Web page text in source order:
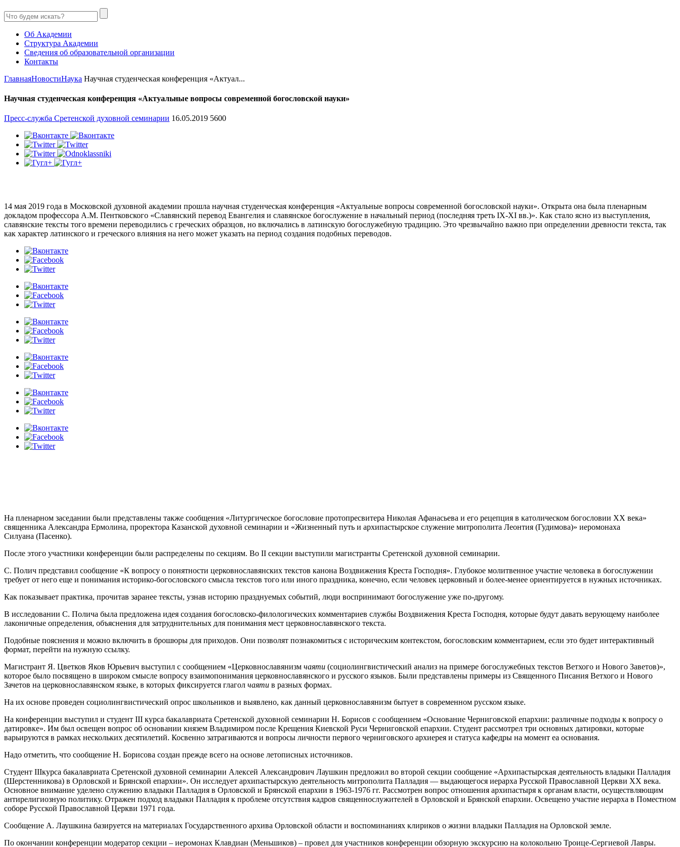
Об Академии
Структура Академии
Сведения об образовательной организации
Контакты
ГлавнаяНовостиНаука Научная студенческая конференция «Актуал...
Научная студенческая конференция «Актуальные вопросы современной богословской науки»
Пресс-служба Сретенской духовной семинарии 16.05.2019 5600
14 мая 2019 года в Московской духовной академии прошла научная студенческая конференция «Актуальные вопросы современной богословской науки». Открыта она была пленарным
докладом профессора А.М. Пентковского «Славянский перевод Евангелия и славянское богослужение в начальный период (последняя треть IX-XI вв.)». Как стало ясно из выступления,
славянские тексты того времени переводились с греческих образцов, но включались в латинскую богослужебную традицию. Это чрезвычайно важно при определении древности текста, так
как характер латинского и греческого влияния на него может указать на период создания подобных переводов.
На пленарном заседании были представлены также сообщения «Литургическое богословие протопресвитера Николая Афанасьева и его рецепция в католическом богословии XX века»
священника Александра Ермолина, проректора Казанской духовной семинарии и «Жизненный путь и архипастырское служение митрополита Леонтия (Гудимова)» иеромонаха
Силуана (Пасенко).
После этого участники конференции были распределены по секциям. Во II секции выступили магистранты Сретенской духовной семинарии.
С. Полич представил сообщение «К вопросу о понятности церковнославянских текстов канона Воздвижения Креста Господня». Глубокое молитвенное участие человека в богослужении
требует от него еще и понимания историко-богословского смысла текстов того или иного праздника, конечно, если человек церковный и более-менее ориентируется в нужных источниках.
Как показывает практика, прочитав заранее тексты, узнав историю празднуемых событий, люди воспринимают богослужение уже по-другому.
В исследовании С. Полича была предложена идея создания богословско-филологических комментариев службы Воздвижения Креста Господня, которые будут давать верующему наиболее
лаконичные определения, объяснения для затруднительных для понимания мест церковнославянского текста.
Подобные пояснения и можно включить в брошюры для приходов. Они позволят познакомиться с историческим контекстом, богословским комментарием, если это будет интерактивный
формат, перейти на нужную ссылку.
Магистрант Я. Цветков Яков Юрьевич выступил с сообщением «Церковнославянизм чаяти (социолингвистический анализ на примере богослужебных текстов Ветхого и Нового Заветов)»,
которое было посвящено в широком смысле вопросу взаимопонимания церковнославянского и русского языков. Были представлены примеры из Священного Писания Ветхого и Нового
Зачетов на церковнославянском языке, в которых фиксируется глагол чаяти в разных формах.
На их основе проведен социолингвистический опрос школьников и выявлено, как данный церковнославянизм бытует в современном русском языке.
На конференции выступил и студент III курса бакалавриата Сретенской духовной семинарии Н. Борисов с сообщением «Основание Черниговской епархии: различные подходы к вопросу о
датировке». Им был освещен вопрос об основании князем Владимиром после Крещения Киевской Руси Черниговской епархии. Студент рассмотрел три основных датировки, которые
варьируются в рамках нескольких десятилетий. Косвенно затрагиваются и вопросы личности первого черниговского архиерея и статуса кафедры на момент еа основания.
Надо отметить, что сообщение Н. Борисова создан прежде всего на основе летописных источников.
Студент IIIкурса бакалавриата Сретенской духовной семинарии Алексей Александрович Лаушкин предложил во второй секции сообщение «Архипастырская деятельность владыки Палладия
(Шерстенникова) в Орловской и Брянской епархии». Он исследует архипастырскую деятельность митрополита Палладия — выдающегося иерарха Русской Православной Церкви XX века.
Основное внимание уделено служению владыки Палладия в Орловской и Брянской епархии в 1963-1976 гг. Рассмотрен вопрос отношения архипастыря к органам власти, осуществляющим
антирелигиозную политику. Отражен подход владыки Палладия к проблеме отсутствия кадров священнослужителей в Орловской и Брянской епархии. Освещено участие иерарха в Поместном
соборе Русской Православной Церкви 1971 года.
Сообщение А. Лаушкина базируется на материалах Государственного архива Орловской области и воспоминаниях клириков о жизни владыки Палладия на Орловской земле.
По окончании конференции модератор секции – иеромонах Клавдиан (Меньшиков) – провел для участников конференции обзорную экскурсию на колокольню Троице-Сергиевой Лавры.